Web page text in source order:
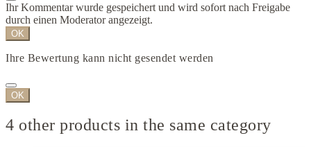
Ihr Kommentar wurde gespeichert und wird sofort nach Freigabe
durch einen Moderator angezeigt.
OK
Ihre Bewertung kann nicht gesendet werden
OK
4 other products in the same category